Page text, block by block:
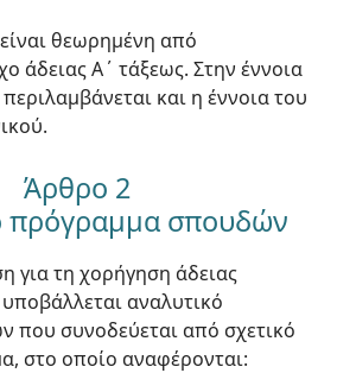
θεωρημένη από
άδειας Α΄ τάξεως. Στην έννοια
και η έννοια του
Άρθρο 2
πρόγραμμα σπουδών
για τη χορήγηση άδειας
αναλυτικό
συνοδεύεται από σχετικό
στο οποίο αναφέρονται: